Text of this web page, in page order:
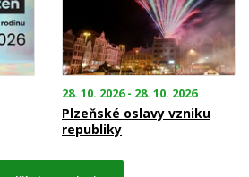
28. 10. 2026 - 28. 10. 2026
Plzeňské oslavy vzniku
republiky